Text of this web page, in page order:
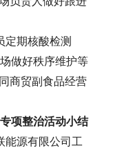
定期核酸检测
做好秩序维护等
商贸副食品经营
项整治活动小结
能源有限公司工